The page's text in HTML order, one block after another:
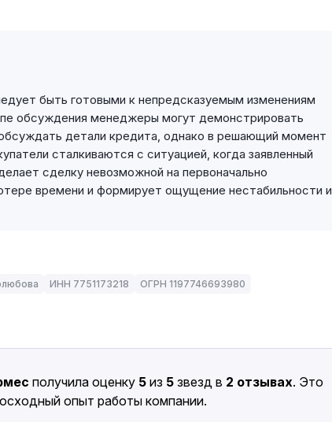
быть готовыми к непредсказуемым изменениям
обсуждения менеджеры могут демонстрировать
детали кредита, однако в решающий момент
сталкиваются с ситуацией, когда заявленный
сделку невозможной на первоначально
времени и формирует ощущение нестабильности и
ИНН 7751173218 ОГРН 1197746693980
получила оценку 5 из 5 звезд в 2 отзывах. Это
опыт работы компании.